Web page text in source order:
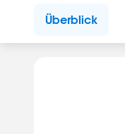
Überblick